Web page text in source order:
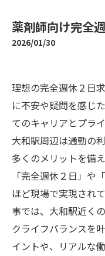
薬剤師向け完全
2026/01/30
理想の完全週休２日
に不安や疑問を感じ
てのキャリアとプラ
大和駅周辺は通勤の
多くのメリットを備
「完全週休２日」や
ほど現場で実現され
事では、大和駅近く
クライフバランスを
イントや、リアルな